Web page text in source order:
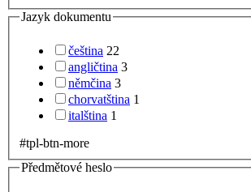
Jazyk dokumentu
čeština 22
angličtina 3
němčina 3
chorvatština 1
italština 1
#tpl-btn-more
Předmětové heslo